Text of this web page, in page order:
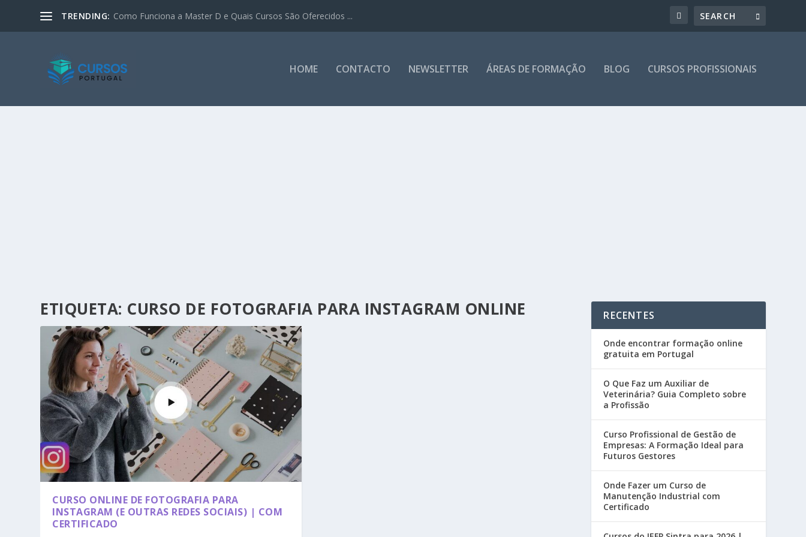
TRENDING: Como Funciona a Master D e Quais Cursos São Oferecidos ...
HOME CONTACTO NEWSLETTER ÁREAS DE FORMAÇÃO BLOG CURSOS PROFISSIONAIS
ETIQUETA: CURSO DE FOTOGRAFIA PARA INSTAGRAM ONLINE
CURSO ONLINE DE FOTOGRAFIA PARA
INSTAGRAM (E OUTRAS REDES SOCIAIS) | COM
CERTIFICADO
RECENTES
Onde encontrar formação online
gratuita em Portugal
O Que Faz um Auxiliar de
Veterinária? Guia Completo sobre
a Profissão
Curso Profissional de Gestão de
Empresas: A Formação Ideal para
Futuros Gestores
Onde Fazer um Curso de
Manutenção Industrial com
Certificado